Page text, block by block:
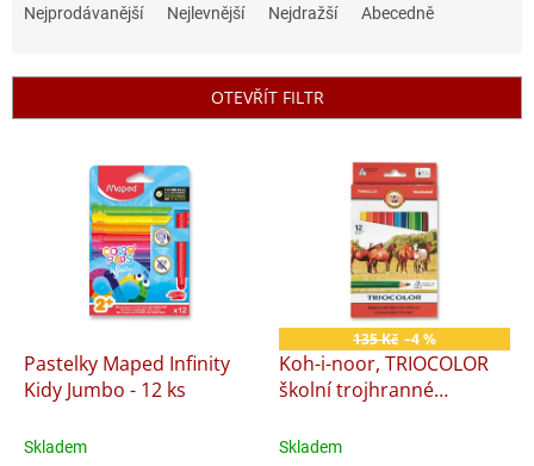
í
Nejprodávanější Nejlevnější Nejdražší Abecedně
OTEVŘÍT FILTR
Pastelky Maped Infinity
Kidy Jumbo - 12 ks
Skladem
135 Kč –4 %
Koh-i-noor, TRIOCOLOR
školní trojhranné
sadě
Skladem